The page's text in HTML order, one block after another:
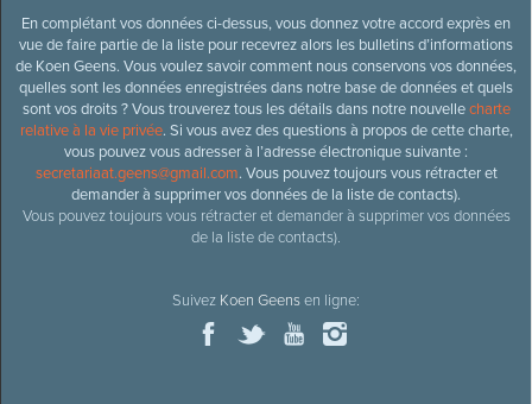
En complétant vos données ci-dessus, vous donnez votre accord exprès en
vue de faire partie de la liste pour recevrez alors les bulletins d’informations
de Koen Geens. Vous voulez savoir comment nous conservons vos données,
quelles sont les données enregistrées dans notre base de données et quels
sont vos droits ? Vous trouverez tous les détails dans notre nouvellecharte
relative à la vie privée. Si vous avez des questions à propos de cette charte,
vous pouvez vous adresser à l’adresse électronique suivante :
secretariaat.geens@gmail.com. Vous pouvez toujours vous rétracter et
demander à supprimer vos données de la liste de contacts).
Vous pouvez toujours vous rétracter et demander à supprimer vos données
de la liste de contacts).
Suivez Koen Geensen ligne: